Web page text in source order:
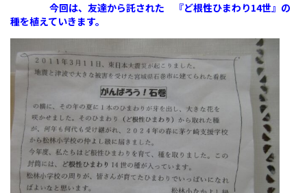
今回は、友達から託された 『ど根性ひまわり14世』の
種を植えていきます。